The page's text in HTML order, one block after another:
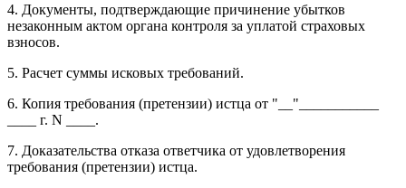
4. Документы, подтверждающие причинение убытков
незаконным актом органа контроля за уплатой страховых
взносов.
5. Расчет суммы исковых требований.
6. Копия требования (претензии) истца от "__"___________
____ г. N ____.
7. Доказательства отказа ответчика от удовлетворения
требования (претензии) истца.